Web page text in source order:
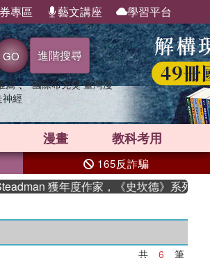
專區 藝文講座 學習平台
GO 進階搜尋
薦 、 國際布克獎 臺灣漫
神經
漫畫 教科考用
165反詐騙
獲年度作家，《史坎德》系列帶你踏
共 6 筆